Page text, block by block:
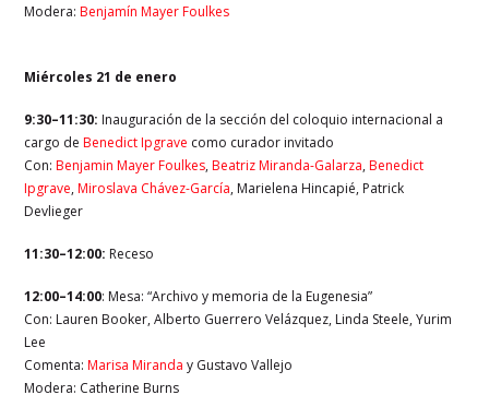
Modera:Benjamín Mayer Foulkes
Miércoles 21 de enero
9:30–11:30: Inauguración de la sección del coloquio internacional a
cargo deBenedict Ipgrave como curador invitado
Con:Benjamin Mayer Foulkes,Beatriz Miranda-Galarza,Benedict
Ipgrave,Miroslava Chávez-García, Marielena Hincapié, Patrick
Devlieger
11:30–12:00: Receso
12:00–14:00: Mesa: “Archivo y memoria de la Eugenesia”
Con: Lauren Booker, Alberto Guerrero Velázquez, Linda Steele,Yurim
Lee
Comenta:Marisa Miranda y Gustavo Vallejo
Modera: Catherine Burns